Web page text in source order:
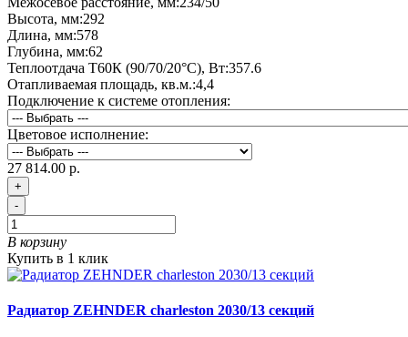
Высота, мм:292
Длина, мм:578
Глубина, мм:62
Теплоотдача Т60К (90/70/20°C), Вт:357.6
Отапливаемая площадь, кв.м.:4,4
Подключение к системе отопления:
Цветовое исполнение:
27 814.00 р.
+
-
В корзину
Купить в 1 клик
Радиатор ZEHNDER charleston 2030/13 секций